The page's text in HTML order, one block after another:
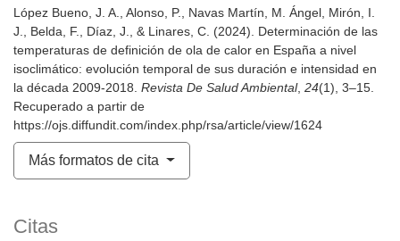
López Bueno, J. A., Alonso, P., Navas Martín, M. Ángel, Mirón, I.
J., Belda, F., Díaz, J., & Linares, C. (2024). Determinación de las
temperaturas de definición de ola de calor en España a nivel
isoclimático: evolución temporal de sus duración e intensidad en
la década 2009-2018. Revista De Salud Ambiental, 24(1), 3–15.
Recuperado a partir de
https://ojs.diffundit.com/index.php/rsa/article/view/1624
Más formatos de cita
Citas